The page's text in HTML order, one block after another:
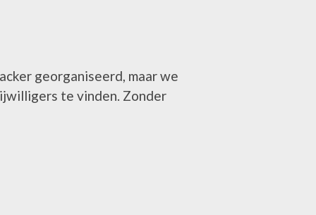
georganiseerd, maar we
te vinden. Zonder